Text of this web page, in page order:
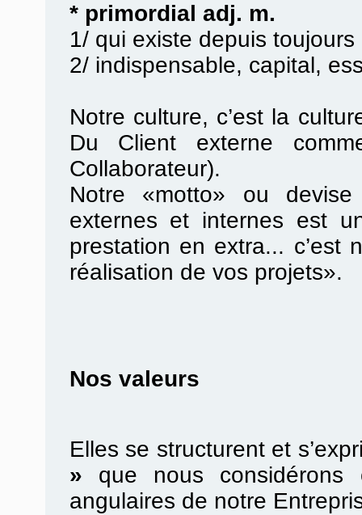
* primordial adj. m.
1/ qui existe depuis toujours
2/ indispensable, capital,
Notre culture, c’est la
Du Client externe
Collaborateur).
Notre «motto» ou
externes et internes est
prestation en extra... c’est
réalisation de vos projets».
Nos valeurs
Elles se structurent et
» que nous considérons
angulaires de notre